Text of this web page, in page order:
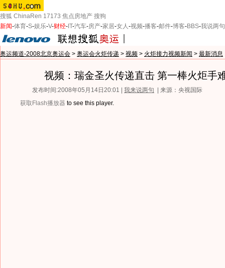
搜狐 ChinaRen 17173 焦点房地产 搜狗
新闻-体育-S-娱乐-V-财经- IT-汽车-房产-家居-女人-视频-播客-邮件-博客-BBS-我说两句
奥运频道-2008北京奥运会 > 奥运会火炬传递 > 视频 > 火炬接力视频新闻 > 最新消息
视频：瑞金圣火传递直击 第一棒火炬手
发布时间:2008年05月14日20:01 | 我来说两句
| 来源：央视国际
获取Flash播放器 to see this player.